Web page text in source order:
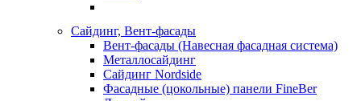
Сайдинг, Вент-фасады
Вент-фасады (Навесная фасадная система)
Металлосайдинг
Сайдинг Nordside
Фасадные (цокольные) панели FineBer